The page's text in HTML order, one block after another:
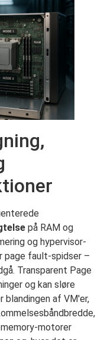
på RAM og
og hypervisor-
page fault-spidser –
Transparent Page
og kan sløre
af VM'er,
motorer